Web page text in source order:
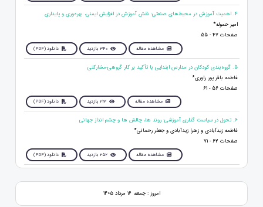
4. اهمیت آموزش در محیط‌های صنعتی: نقش آموزش در افزایش ایمنی، بهره‌وری و پایداری
امیر حموله*
صفحات 47 - 55
مشاهده مقاله 340 بازدید دانلود (PDF)
5. گروه‌بندی کودکان در مدارس ابتدایی با تأکید بر کار گروهی-مشارکتی
فاطمه باقر پور راوری*
صفحات 56 - 61
مشاهده مقاله 213 بازدید دانلود (PDF)
6. تحول در سیاست گذاری آموزشی: روند ها، چالش ها و چشم انداز جهانی
فاطمه زیدآبادی و زهرا زیدآبادی و جعفر رحمانی*
صفحات 62 - 71
مشاهده مقاله 252 بازدید دانلود (PDF)
امروز : جمعه، ۱۶ مرداد ۱۴۰۵